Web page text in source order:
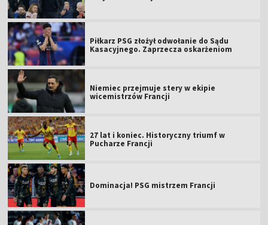
Piłkarz PSG złożył odwołanie do Sądu
Kasacyjnego. Zaprzecza oskarżeniom
Niemiec przejmuje stery w ekipie
wicemistrzów Francji
27 lat i koniec. Historyczny triumf w
Pucharze Francji
Dominacja! PSG mistrzem Francji